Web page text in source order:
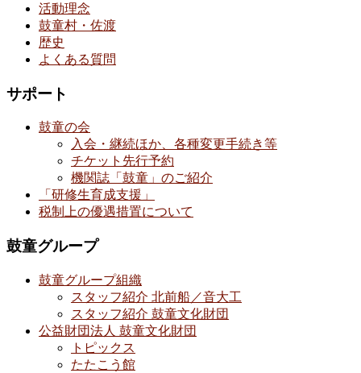
活動理念
鼓童村・佐渡
歴史
よくある質問
サポート
鼓童の会
入会・継続ほか、各種変更手続き等
チケット先行予約
機関誌「鼓童」のご紹介
「研修生育成支援」
税制上の優遇措置について
鼓童グループ
鼓童グループ組織
スタッフ紹介 北前船／音大工
スタッフ紹介 鼓童文化財団
公益財団法人 鼓童文化財団
トピックス
たたこう館